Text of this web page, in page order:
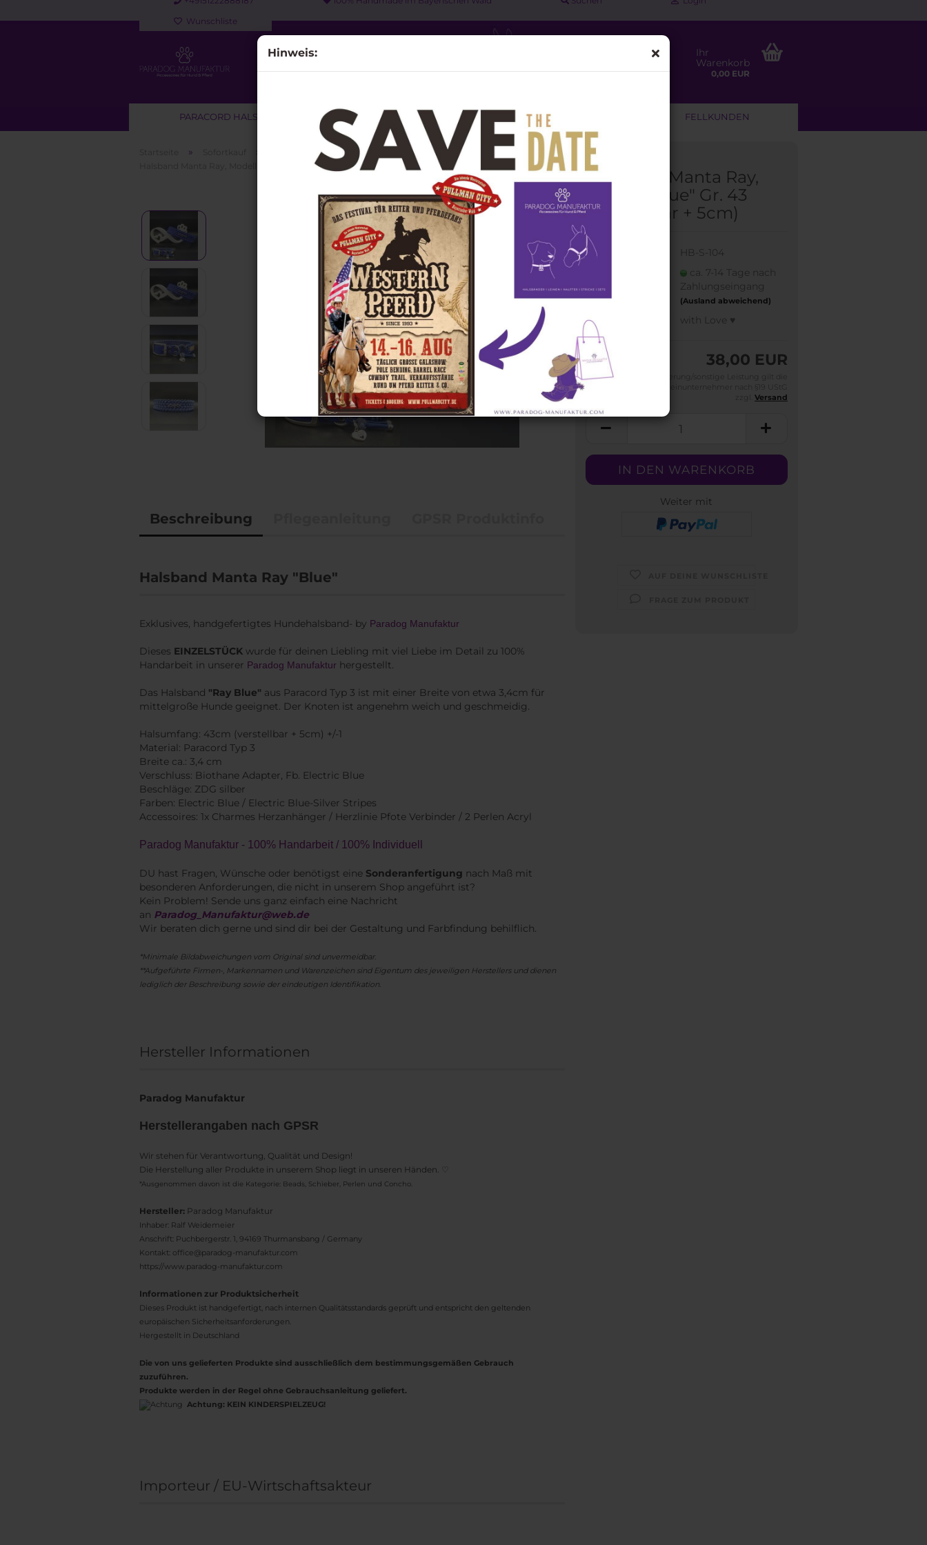
Hinweis:
Wunschliste
Ihr
Warenkorb
0,00 EUR
PARACORD HALSBAND PARACORD LEINEN UNSERE PARTNER FELLKUNDEN
WEITERE
Hunde
Paracord Halsband & Leinen
Set
Paracord Leinen &
Retrieverleinen
BioThane® Leinen,
Halsbänder & Co.
Pferde - Halfter & Stricke
anzeigen
Knotenhalfter & Lead Rope
Knotenhalfter DELUXE
Schmuckhalfter -
Pferdehalfter - Stallhalfter
Führsticke
Zügel
Halsringe
DIY Material anzeigen
Beads / Schieber / Perlen /
Concho / Mandala
» » Paracord Halsbänder für Hunde »
Halsband Manta Ray, Modell "Blue" Gr. 43 (verstellbar + 5cm)
Halsband Manta Ray,
Modell "Blue" Gr. 43
(verstellbar + 5cm)
Art.Nr.:
HB-S-104
ca. 7-14 Tage nach
Zahlungseingang
(Ausland abweichend)
Handmade: with Love ♥
38,00 EUR
Versand
Weiter mit
Beschreibung
Halsband Manta Ray "Blue"
Exklusives, handgefertigtes Hundehalsband- by Paradog Manufaktur
Dieses EINZELSTÜCK wurde für deinen Liebling mit viel Liebe im Detail zu 100%
Handarbeit in unserer Paradog Manufaktur hergestellt.
Das Halsband "Ray Blue" aus Paracord Typ 3 ist mit einer Breite von etwa 3,4cm für
mittelgroße Hunde geeignet. Der Knoten ist angenehm weich und geschmeidig.
Halsumfang: 43cm (verstellbar + 5cm) +/-1
Material: Paracord Typ 3
Breite ca.: 3,4 cm
Verschluss: Biothane Adapter, Fb. Electric Blue
Beschläge: ZDG silber
Farben: Electric Blue / Electric Blue-Silver Stripes
Accessoires: 1x Charmes Herzanhänger / Herzlinie Pfote Verbinder / 2 Perlen Acryl
Paradog Manufaktur - 100% Handarbeit / 100% Individuell
DU hast Fragen, Wünsche oder benötigst eine Sonderanfertigung nach Maß mit
besonderen Anforderungen, die nicht in unserem Shop angeführt ist?
Kein Problem! Sende uns ganz einfach eine Nachricht
an Paradog_Manufaktur@web.de
Wir beraten dich gerne und sind dir bei der Gestaltung und Farbfindung behilflich.
*Minimale Bildabweichungen vom Original sind unvermeidbar.
**Aufgeführte Firmen-, Markennamen und Warenzeichen sind Eigentum des jeweiligen Herstellers und dienen
lediglich der Beschreibung sowie der eindeutigen Identifikation.
Hersteller Informationen
Paradog Manufaktur
Herstellerangaben nach GPSR
Wir stehen für Verantwortung, Qualität und Design!
Die Herstellung aller Produkte in unserem Shop liegt in unseren Händen. ♡
*Ausgenommen davon ist die Kategorie: Beads, Schieber, Perlen und Concho.
Hersteller: Paradog Manufaktur
Inhaber: Ralf Weidemeier
Anschrift: Puchbergerstr. 1, 94169 Thurmansbang / Germany
Kontakt: office@paradog-manufaktur.com
https://www.paradog-manufaktur.com
Informationen zur Produktsicherheit
Dieses Produkt ist handgefertigt, nach internen Qualitätsstandards geprüft und entspricht den geltenden
europäischen Sicherheitsanforderungen.
Hergestellt in Deutschland
Die von uns gelieferten Produkte sind ausschließlich dem bestimmungsgemäßen Gebrauch
zuzuführen.
Produkte werden in der Regel ohne Gebrauchsanleitung geliefert.
Achtung: KEIN KINDERSPIELZEUG!
Importeur / EU-Wirtschaftsakteur